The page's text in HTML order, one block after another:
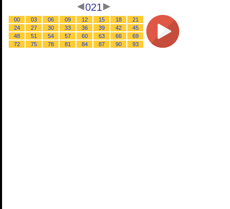
021
00 03 06 09 12 15 18
21
24
27 30 33 36 39 42
45
48
51 54 57 60 63 66
69
72
75 78 81 84 87 90 93